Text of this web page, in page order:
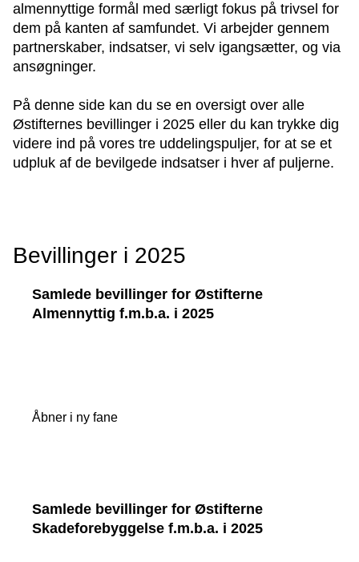
almennyttige formål med særligt fokus på trivsel for
dem på kanten af samfundet. Vi arbejder gennem
partnerskaber, indsatser, vi selv igangsætter, og via
ansøgninger.
På denne side kan du se en oversigt over alle
Østifternes bevillinger i 2025 eller du kan trykke dig
videre ind på vores tre uddelingspuljer, for at se et
udpluk af de bevilgede indsatser i hver af puljerne.
Bevillinger i 2025
Samlede bevillinger for Østifterne
Almennyttig f.m.b.a. i 2025
Åbner i ny fane
Samlede bevillinger for Østifterne
Skadeforebyggelse f.m.b.a. i 2025